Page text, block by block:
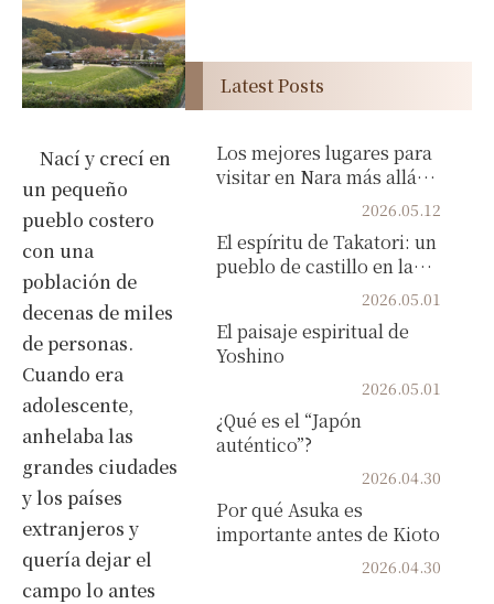
Nací y crecí en
un pequeño
pueblo costero
con una
población de
decenas de miles
de personas.
Cuando era
adolescente,
anhelaba las
grandes ciudades
y los países
extranjeros y
quería dejar el
campo lo antes
Latest Posts
Los mejores lugares para
visitar en Nara más allá
2026.05.12
El espíritu de Takatori: un
pueblo de castillo en la
2026.05.01
El paisaje espiritual de
Yoshino
2026.05.01
¿Qué es el “Japón
auténtico”?
2026.04.30
Por qué Asuka es
importante antes de Kioto
2026.04.30